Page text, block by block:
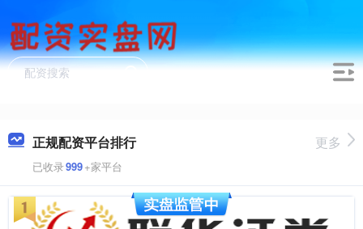
正规配资平台排行
已收录999+家平台
更多